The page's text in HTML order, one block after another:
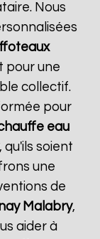
Nous
pour une
collectif.
pour
eau
, qu'ils soient
une
de
Malabry,
aider à